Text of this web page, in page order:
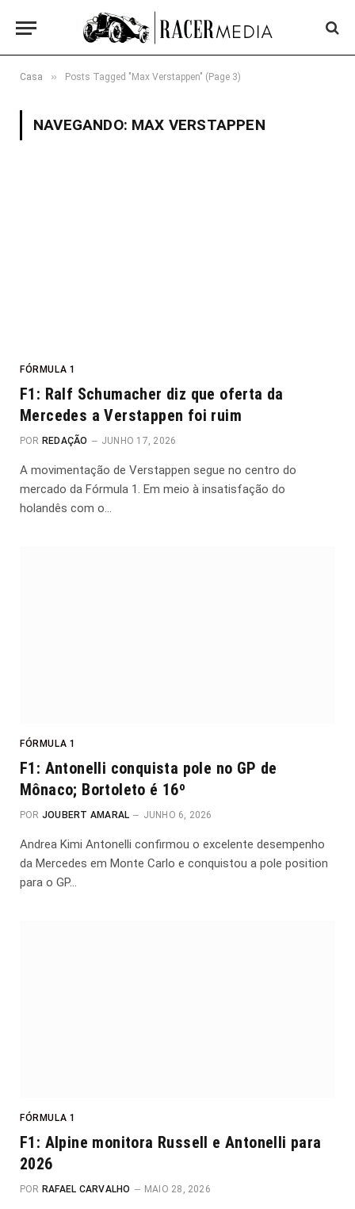
Casa » Posts Tagged "Max Verstappen" (Page 3)
NAVEGANDO: MAX VERSTAPPEN
FÓRMULA 1
F1: Ralf Schumacher diz que oferta da
Mercedes a Verstappen foi ruim
POR REDAÇÃO JUNHO 17, 2026
A movimentação de Verstappen segue no centro do
mercado da Fórmula 1. Em meio à insatisfação do
holandês com o…
FÓRMULA 1
F1: Antonelli conquista pole no GP de
Mônaco; Bortoleto é 16º
POR JOUBERT AMARAL JUNHO 6, 2026
Andrea Kimi Antonelli confirmou o excelente desempenho
da Mercedes em Monte Carlo e conquistou a pole position
para o GP…
FÓRMULA 1
F1: Alpine monitora Russell e Antonelli para
2026
POR RAFAEL CARVALHO MAIO 28, 2026